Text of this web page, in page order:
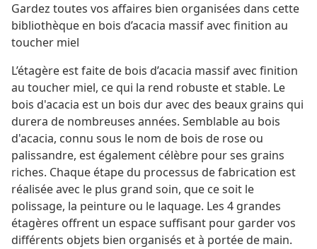
Gardez toutes vos affaires bien organisées dans cette
bibliothèque en bois d’acacia massif avec finition au
toucher miel
L’étagère est faite de bois d’acacia massif avec finition
au toucher miel, ce qui la rend robuste et stable. Le
bois d'acacia est un bois dur avec des beaux grains qui
durera de nombreuses années. Semblable au bois
d'acacia, connu sous le nom de bois de rose ou
palissandre, est également célèbre pour ses grains
riches. Chaque étape du processus de fabrication est
réalisée avec le plus grand soin, que ce soit le
polissage, la peinture ou le laquage. Les 4 grandes
étagères offrent un espace suffisant pour garder vos
différents objets bien organisés et à portée de main.